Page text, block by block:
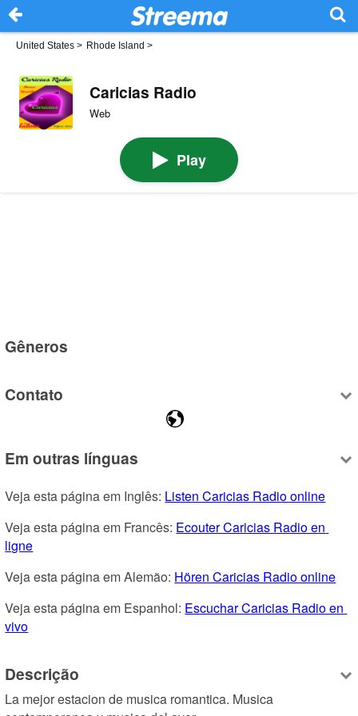
United States > Rhode Island >
Caricias Radio
Web
Play
Gêneros
Contato
Em outras línguas
Veja esta página em Inglês: Listen Caricias Radio online
Veja esta página em Francês: Ecouter Caricias Radio en
ligne
Veja esta página em Alemão: Hören Caricias Radio online
Veja esta página em Espanhol: Escuchar Caricias Radio en
vivo
Descrição
La mejor estacion de musica romantica. Musica